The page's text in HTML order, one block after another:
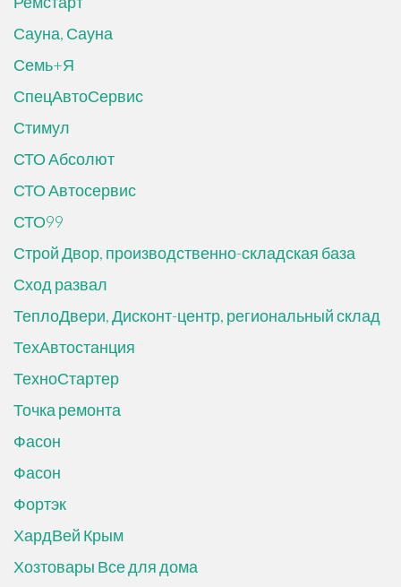
Сауна, Сауна
Семь+Я
СпецАвтоСервис
Стимул
СТО Абсолют
СТО Автосервис
СТО99
Строй Двор, производственно-складская база
Сход развал
ТеплоДвери, Дисконт-центр, региональный склад
ТехАвтостанция
ТехноСтартер
Точка ремонта
Фасон
Фасон
Фортэк
ХардВей Крым
Хозтовары Все для дома